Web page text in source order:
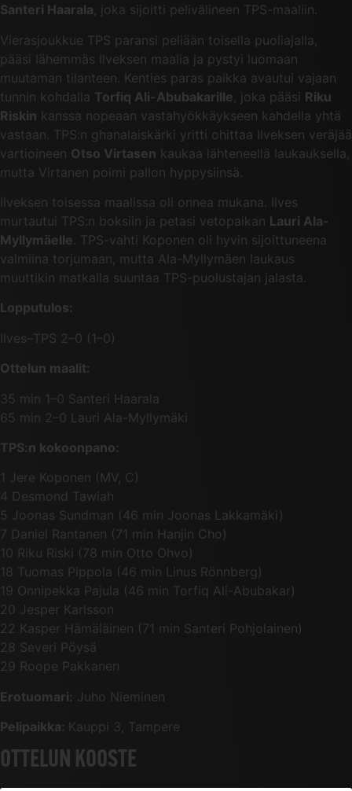
Santeri Haarala, joka sijoitti pelivälineen TPS-maaliin.
Vierasjoukkue TPS paransi peliään toisella puoliajalla,
pääsi lähemmäs Ilveksen maalia ja pystyi luomaan
muutaman tilanteen. Kenties paras paikka avautui vajaan
tunnin kohdalla Torfiq Ali-Abubakarille , joka pääsi Riku
Riskin kanssa nopeaan vastahyökkäykseen kahdella yhtä
vastaan. TPS:n ghanalaiskärki yritti ohittaa Ilveksen veräjää
vartioineen Otso Virtasen kaukaa lähteneellä laukauksella,
mutta Virtanen poimi pallon hyppysiinsä.
Ilveksen toisessa maalissa oli onnea mukana. Ilves
murtautui TPS:n boksiin ja petasi vetopaikan Lauri Ala-
Myllymäelle. TPS-vahti Koponen oli hyvin sijoittuneena
valmiina torjumaan, mutta Ala-Myllymäen laukaus
muuttikin matkalla suuntaa TPS-puolustajan jalasta.
Lopputulos:
Ilves–TPS 2–0 (1–0)
Ottelun maalit:
35 min 1–0 Santeri Haarala
65 min 2–0 Lauri Ala-Myllymäki
TPS:n kokoonpano:
1 Jere Koponen (MV, C)
4 Desmond Tawiah
5 Joonas Sundman (46 min Joonas Lakkamäki)
7 Daniel Rantanen (71 min Hanjin Cho)
10 Riku Riski (78 min Otto Ohvo)
18 Tuomas Pippola (46 min Linus Rönnberg)
19 Onnipekka Pajula (46 min Torfiq Ali-Abubakar)
20 Jesper Karlsson
22 Kasper Hämäläinen (71 min Santeri Pohjolainen)
28 Severi Pöysä
29 Roope Pakkanen
Erotuomari: Juho Nieminen
Pelipaikka: Kauppi 3, Tampere
OTTELUN KOOSTE